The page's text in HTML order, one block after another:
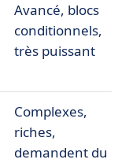
Avancé, blocs
conditionnels,
très puissant
Complexes,
riches,
demandent du